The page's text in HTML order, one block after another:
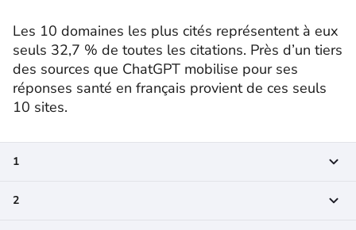
Les 10 domaines les plus cités représentent à eux
seuls 32,7 % de toutes les citations. Près d’un tiers
des sources que ChatGPT mobilise pour ses
réponses santé en français provient de ces seuls
10 sites.
1
2